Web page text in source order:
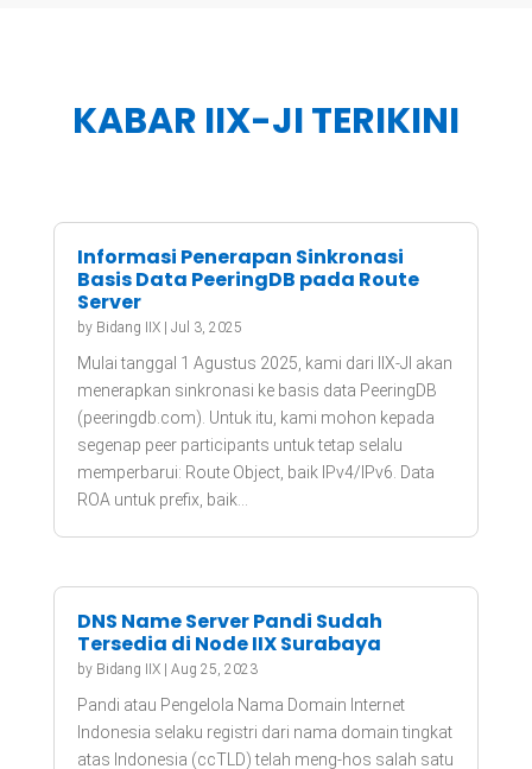
KABAR IIX-JI TERIKINI
Informasi Penerapan Sinkronasi
Basis Data PeeringDB pada Route
Server
by Bidang IIX| Jul 3, 2025
Mulai tanggal 1 Agustus 2025, kami dari IIX-JI akan
menerapkan sinkronasi ke basis data PeeringDB
(peeringdb.com). Untuk itu, kami mohon kepada
segenap peer participants untuk tetap selalu
memperbarui: Route Object, baik IPv4/IPv6. Data
ROA untuk prefix, baik...
DNS Name Server Pandi Sudah
Tersedia di Node IIX Surabaya
by Bidang IIX| Aug 25, 2023
Pandi atau Pengelola Nama Domain Internet
Indonesia selaku registri dari nama domain tingkat
atas Indonesia (ccTLD) telah meng-hos salah satu